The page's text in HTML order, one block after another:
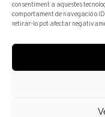
consentiment a aquestes
comportament de navegació o
retirar-lo pot afectar© 2025 Artur